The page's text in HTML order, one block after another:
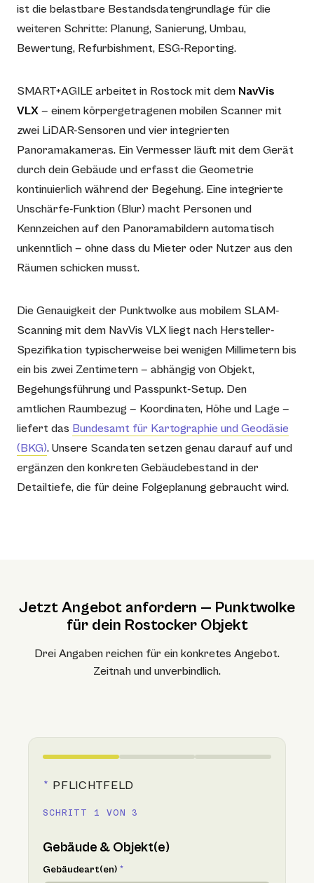
ist die belastbare Bestandsdatengrundlage für die
weiteren Schritte: Planung, Sanierung, Umbau,
Bewertung, Refurbishment, ESG-Reporting.
SMART+AGILE arbeitet in Rostock mit dem NavVis
VLX — einem körpergetragenen mobilen Scanner mit
zwei LiDAR-Sensoren und vier integrierten
Panoramakameras. Ein Vermesser läuft mit dem Gerät
durch dein Gebäude und erfasst die Geometrie
kontinuierlich während der Begehung. Eine integrierte
Unschärfe-Funktion (Blur) macht Personen und
Kennzeichen auf den Panoramabildern automatisch
unkenntlich — ohne dass du Mieter oder Nutzer aus den
Räumen schicken musst.
Die Genauigkeit der Punktwolke aus mobilem SLAM-
Scanning mit dem NavVis VLX liegt nach Hersteller-
Spezifikation typischerweise bei wenigen Millimetern bis
ein bis zwei Zentimetern — abhängig von Objekt,
Begehungsführung und Passpunkt-Setup. Den
amtlichen Raumbezug — Koordinaten, Höhe und Lage —
liefert das Bundesamt für Kartographie und Geodäsie
(BKG). Unsere Scandaten setzen genau darauf auf und
ergänzen den konkreten Gebäudebestand in der
Detailtiefe, die für deine Folgeplanung gebraucht wird.
Jetzt Angebot anfordern — Punktwolke
für dein Rostocker Objekt
Drei Angaben reichen für ein konkretes Angebot.
Zeitnah und unverbindlich.
* PFLICHTFELD
SCHRITT 1 VON 3
Gebäude & Objekt(e)
Gebäudeart(en) *